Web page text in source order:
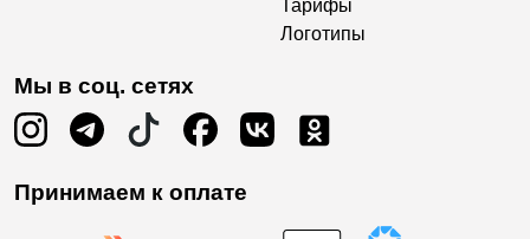
Тарифы
Логотипы
Мы в соц. сетях
Принимаем к оплате